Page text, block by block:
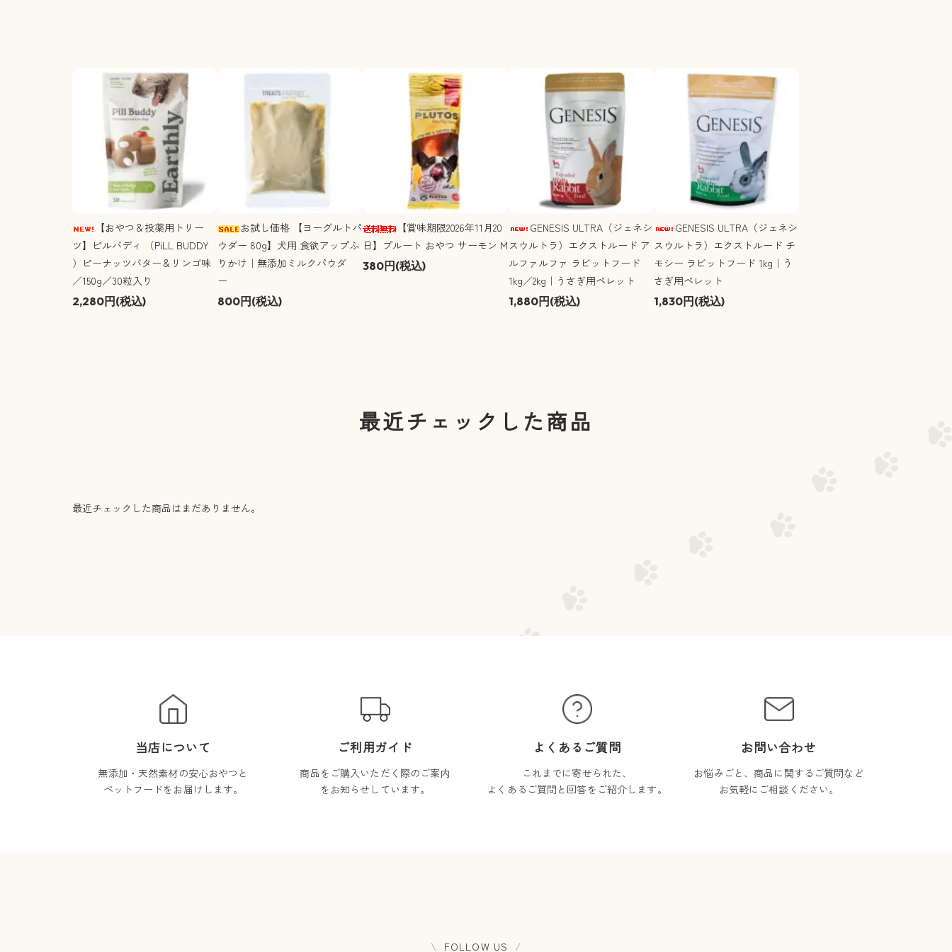
【おやつ＆投薬用トリー
ツ】ピルバディ （PiLL BUDDY
）ピーナッツバター＆リンゴ味
／150g／30粒入り
2,280円(税込)
お試し価格 【ヨーグルトパ
ウダー 80g】犬用 食欲アップふ
りかけ｜無添加ミルクパウダ
ー
800円(税込)
【賞味期限2026年11月20
日】プルート おやつ サーモン M
380円(税込)
GENESIS ULTRA（ジェネシ
スウルトラ）エクストルード ア
ルファルファ ラビットフード
1kg／2kg｜うさぎ用ペレット
1,880円(税込)
GENESIS ULTRA（ジェネシ
スウルトラ）エクストルード チ
モシー ラビットフード 1kg｜う
さぎ用ペレット
1,830円(税込)
最近チェックした商品
最近チェックした商品はまだありません。
当店について
無添加・天然素材の安心おやつと
ペットフードをお届けします。
ご利用ガイド
商品をご購入いただく際のご案内
をお知らせしています。
よくあるご質問
これまでに寄せられた、
よくあるご質問と回答をご紹介します。
お問い合わせ
お悩みごと、商品に関するご質問など
お気軽にご相談ください。
FOLLOW US